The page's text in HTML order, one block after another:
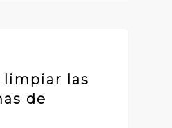
limpiar las
de